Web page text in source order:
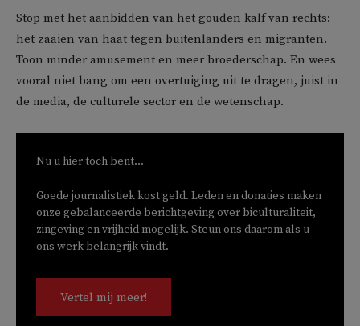
Stop met het aanbidden van het gouden kalf van rechts:
het zaaien van haat tegen buitenlanders en migranten.
Toon minder amusement en meer broederschap. En wees
vooral niet bang om een overtuiging uit te dragen, juist in
de media, de culturele sector en de wetenschap.
Nu u hier toch bent...
Goede journalistiek kost geld. Leden en donaties maken
onze gebalanceerde berichtgeving over biculturaliteit,
zingeving en vrijheid mogelijk. Steun ons daarom als u
ons werk belangrijk vindt.
Vertel mij meer!